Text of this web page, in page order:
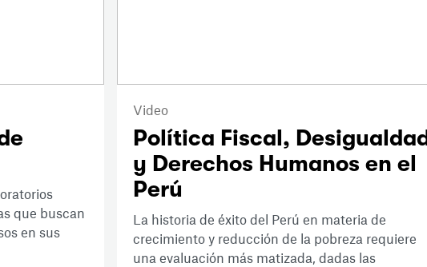
que buscan
en sus
Video
Política Fiscal, Desigualdad
y Derechos Humanos en el
Perú
La historia de éxito del Perú en materia de
crecimiento y reducción de la pobreza requiere
una evaluación más matizada, dadas las